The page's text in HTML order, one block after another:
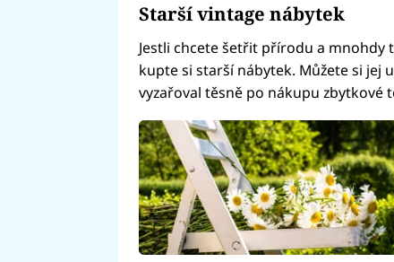
Starší vintage nábytek
Jestli chcete šetřit přírodu a mnohdy
kupte si starší nábytek. Můžete si jej
vyzařoval těsně po nákupu zbytkové